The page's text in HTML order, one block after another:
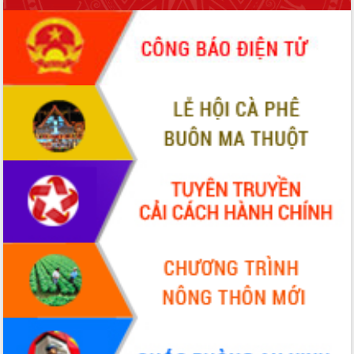
HĐND tỉnh thông qua điều chỉnh Quy
hoạch tỉnh thời kỳ 2021-2030
Hội thảo góp ý hồ sơ điều chỉnh quy
hoạch tỉnh Đắk Lắk thời kỳ 2021-2030,
tầm nhìn đến năm 2050
Nâng cao hiệu quả hoạt động của các
doanh nghiệp nhà nước
Hội nghị triển khai kết nối mạng
truyền số liệu chuyên dùng phục vụ cơ
quan Đảng, Nhà nước
Lễ phát động chuỗi hoạt động chung
tay làm sạch môi trường
Xã Ea Kar bước chuyển mình trong
công tác cải cách hành chính mô hình
mới
UBND tỉnh họp báo định kỳ tháng 4
năm 2026
Hội thảo khoa học “Giải pháp thúc đẩy
phát triển nền kinh tế xanh tại tỉnh
Đắk Lắk”